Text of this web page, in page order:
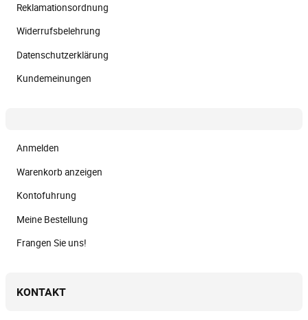
Reklamationsordnung
Widerrufsbelehrung
Datenschutzerklärung
Kundemeinungen
Anmelden
Warenkorb anzeigen
Kontofuhrung
Meine Bestellung
Frangen Sie uns!
KONTAKT